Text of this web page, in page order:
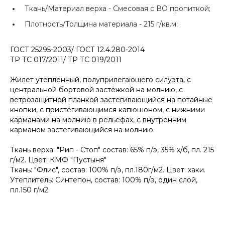
Ткань/Материал верха - Смесовая с ВО пропиткой;
Плотность/Толщина материала - 215 г/кв.м;
ГОСТ 25295-2003/ ГОСТ 12.4.280-2014
ТР ТС 017/2011/ ТР ТС 019/2011
Жилет утепленный, полуприлегающего силуэта, с
центральной бортовой застёжкой на молнию, с
ветрозащитной планкой застегивающийся на потайные
кнопки, с пристёгивающимся капюшоном, с нижними
карманами на молнию в рельефах, с внутренним
карманом застегивающийся на молнию.
Ткань верха: "Рип - Стоп" состав: 65% п/э, 35% х/б, пл. 215
г/м2. Цвет: КМФ "Пустыня"
Ткань: "Флис", состав: 100% п/э, пл.180г/м2. Цвет: хаки.
Утеплитель: Синтепон, состав: 100% п/э, один слой,
пл.150 г/м2.